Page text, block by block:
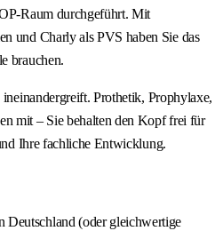
Raum durchgeführt. Mit
und Charly als PVS haben Sie das
brauchen.
Prothetik, Prophylaxe,
mit – Sie behalten den Kopf frei für
Ihre fachliche Entwicklung.
Deutschland (oder gleichwertige